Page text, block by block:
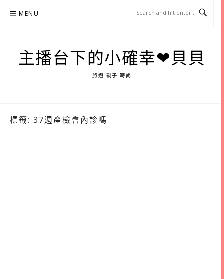
MENU
主播台下的小確幸❤貝貝
旅遊.親子.時尚
標籤: 37週產檢會內診嗎